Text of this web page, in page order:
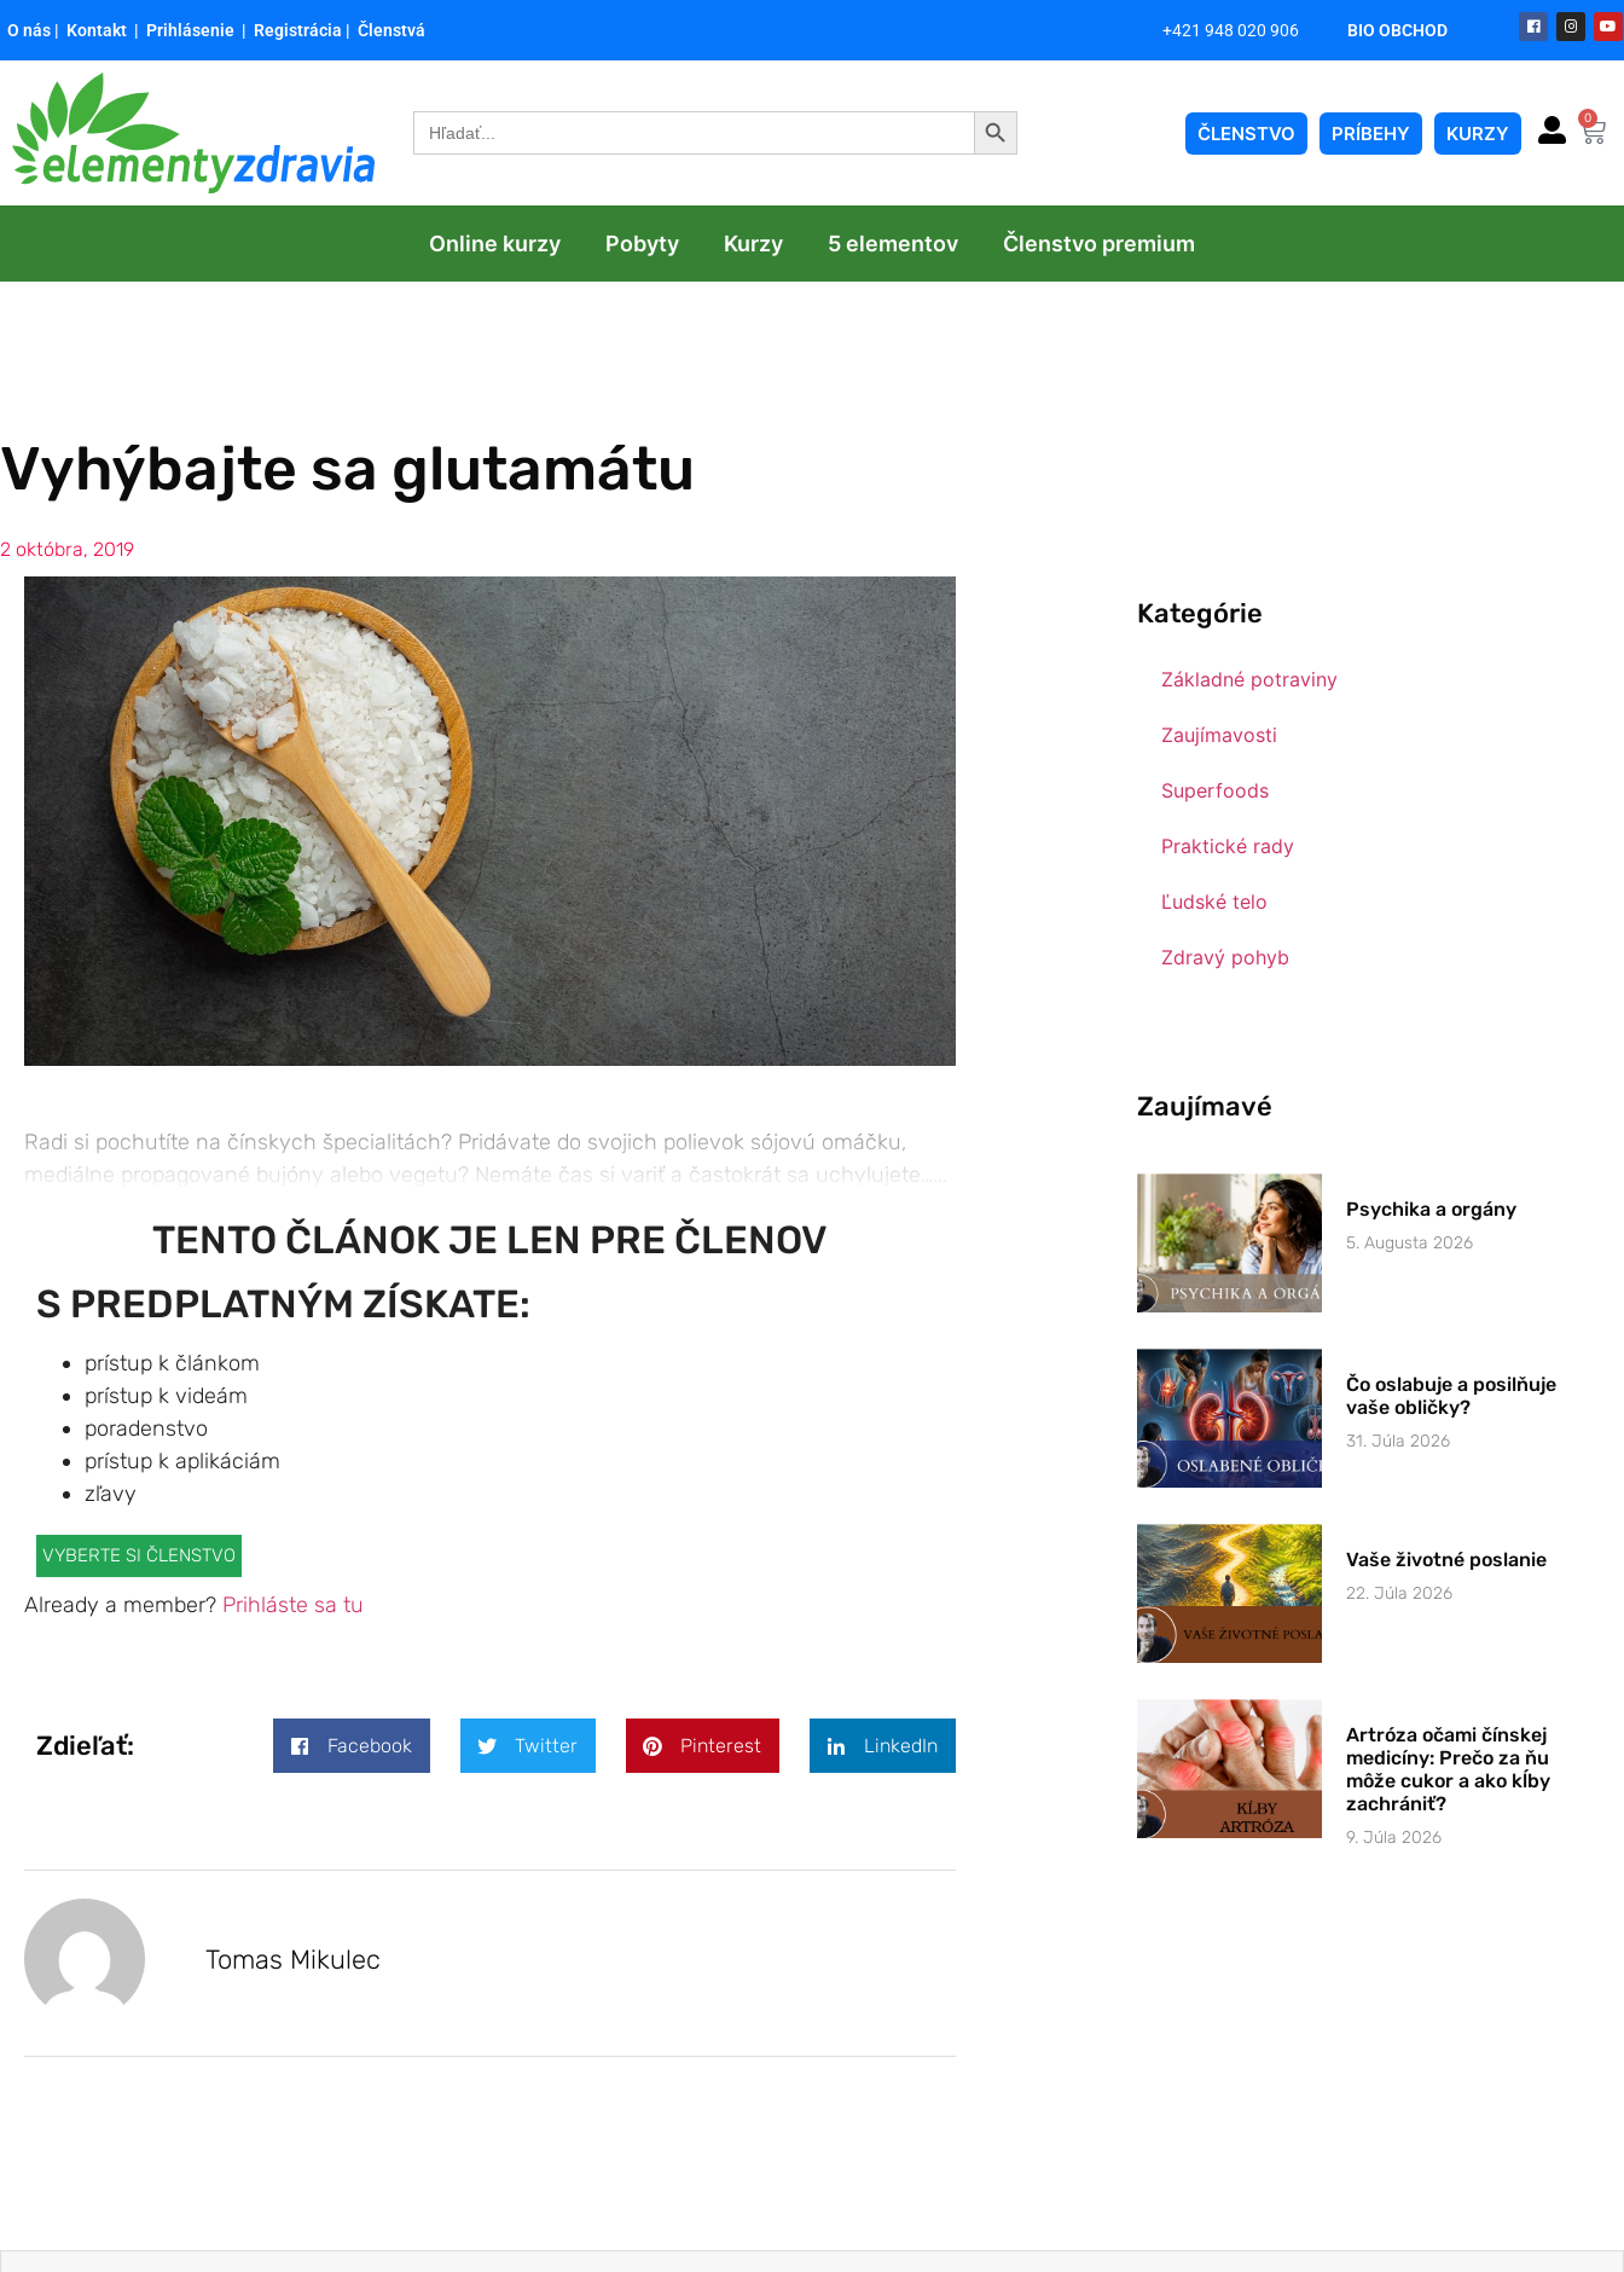
O nás | Kontakt | Prihlásenie | Registrácia | Členstvá +421 948 020 906 BIO OBCHOD
Search
for:
Search Button
ČLENSTVO PRÍBEHY KURZY
0
Online kurzy Pobyty Kurzy 5 elementov Členstvo premium
Vyhýbajte sa glutamátu
2 októbra, 2019
Radi si pochutíte na čínskych špecialitách? Pridávate do svojich polievok sójovú omáčku,
mediálne propagované bujóny alebo vegetu? Nemáte čas si variť a častokrát sa uchylujete…...
TENTO ČLÁNOK JE LEN PRE ČLENOV
S PREDPLATNÝM ZÍSKATE:
prístup k článkom
prístup k videám
poradenstvo
prístup k aplikáciám
zľavy
VYBERTE SI ČLENSTVO
Already a member? Prihláste sa tu
Zdieľať: Facebook Twitter Pinterest LinkedIn
Tomas Mikulec
Kategórie
Základné potraviny
Zaujímavosti
Superfoods
Praktické rady
Ľudské telo
Zdravý pohyb
Zaujímavé
Psychika a orgány
5. Augusta 2026
Čo oslabuje a posilňuje
vaše obličky?
31. Júla 2026
Vaše životné poslanie
22. Júla 2026
Artróza očami čínskej
medicíny: Prečo za ňu
môže cukor a ako kĺby
zachrániť?
9. Júla 2026